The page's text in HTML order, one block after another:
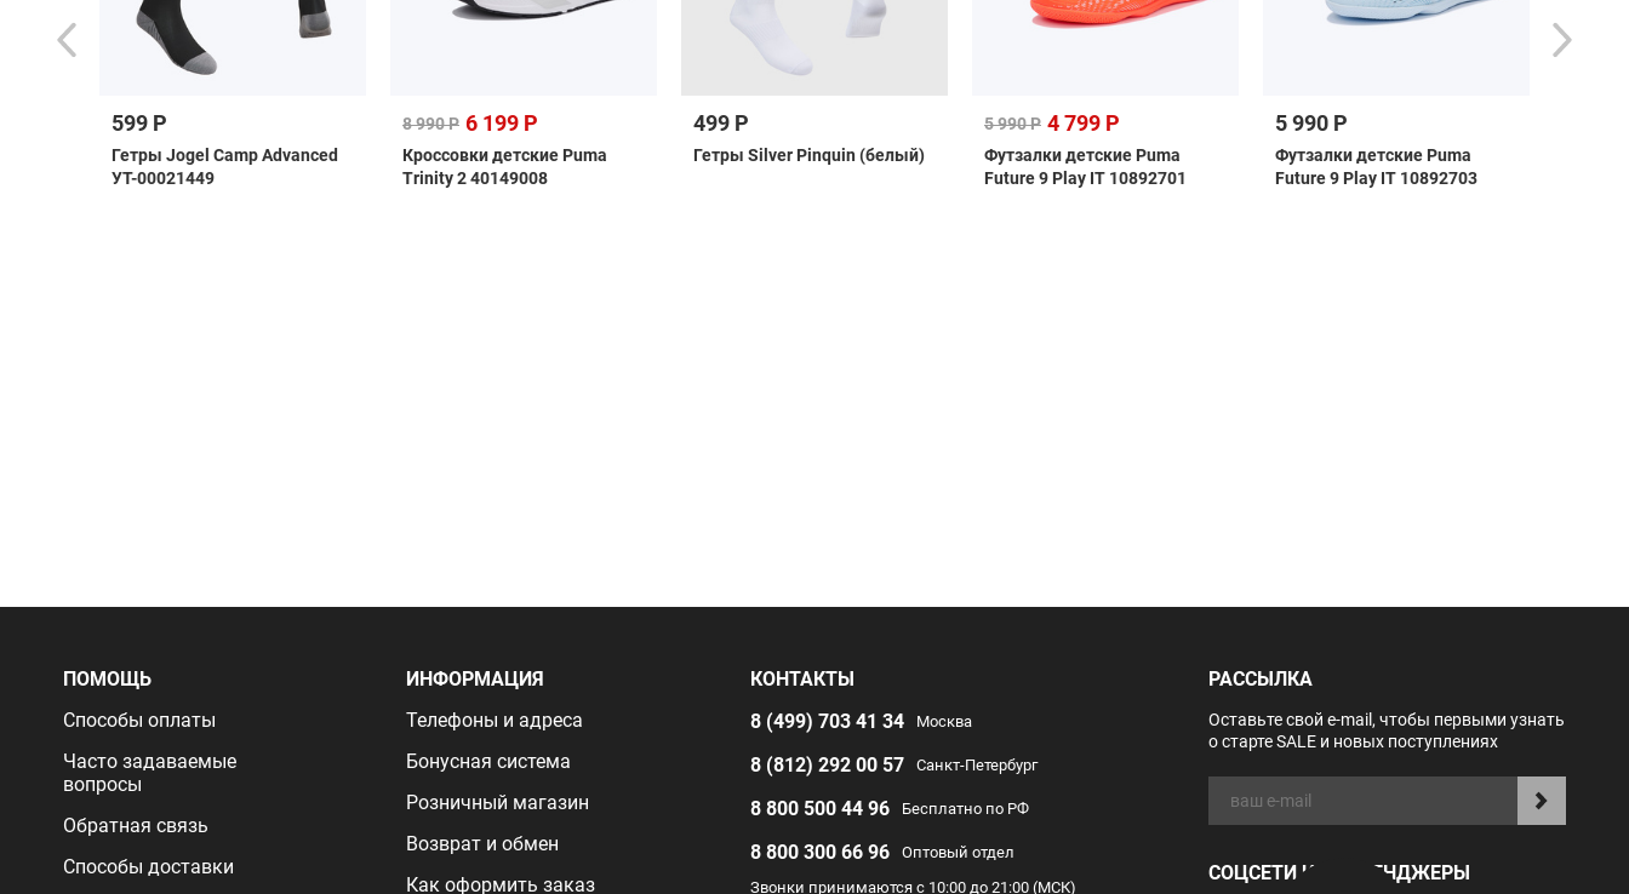
599 Р
Гетры Jogel Camp Advanced
УТ-00021449
8 990 Р 6 199 Р
Кроссовки детские Puma
Trinity 2 40149008
499 Р
Гетры Silver Pinquin (белый)
5 990 Р 4 799 Р
Футзалки детские Puma
Future 9 Play IT 10892701
5 990 Р
Футзалки детские Puma
Future 9 Play IT 10892703
ПОМОЩЬ
Способы оплаты
Часто задаваемые
вопросы
Обратная связь
Способы доставки
ИНФОРМАЦИЯ
Телефоны и адреса
Бонусная система
Розничный магазин
Возврат и обмен
Как оформить заказ
КОНТАКТЫ
8 (499) 703 41 34
Москва
8 (812) 292 00 57 Санкт-Петербург
8 800 500 44 96 Бесплатно по РФ
8 800 300 66 96
Оптовый отдел
Звонки принимаются с 10:00 до 21:00 (МСК)
РАССЫЛКА
Оставьте свой e-mail, чтобы первыми узнать
о старте SALE и новых поступлениях
СОЦСЕТИ И МЕССЕНДЖЕРЫ